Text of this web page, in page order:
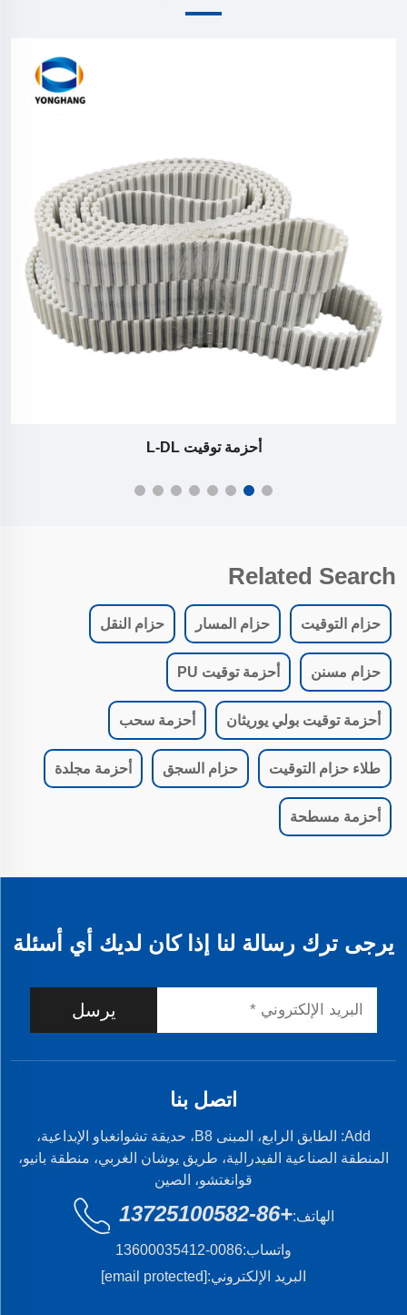
أحزمة توقيت L-DL
Related Search
حزام التوقيت حزام المسار حزام النقل
حزام مسنن أحزمة توقيت PU
أحزمة توقيت بولي يوريثان أحزمة سحب
طلاء حزام التوقيت حزام السجق أحزمة مجلدة
أحزمة مسطحة
يرجى ترك رسالة لنا إذا كان لديك أي أسئلة
يرسل
اتصل بنا
Add: الطابق الرابع، المبنى B8، حديقة تشوانغباو الإبداعية،
المنطقة الصناعية الفيدرالية، طريق يوشان الغربي، منطقة بانيو،
قوانغتشو، الصين
الهاتف:+86-13725100582
واتساب:0086-13600035412
البريد الإلكتروني:[email protected]